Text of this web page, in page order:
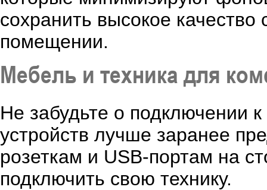
сохранить высокое
помещении.
Мебель и техника для
Не забудьте о подключении
устройств лучше заранее
розеткам и USB-портам на
подключить свою технику.